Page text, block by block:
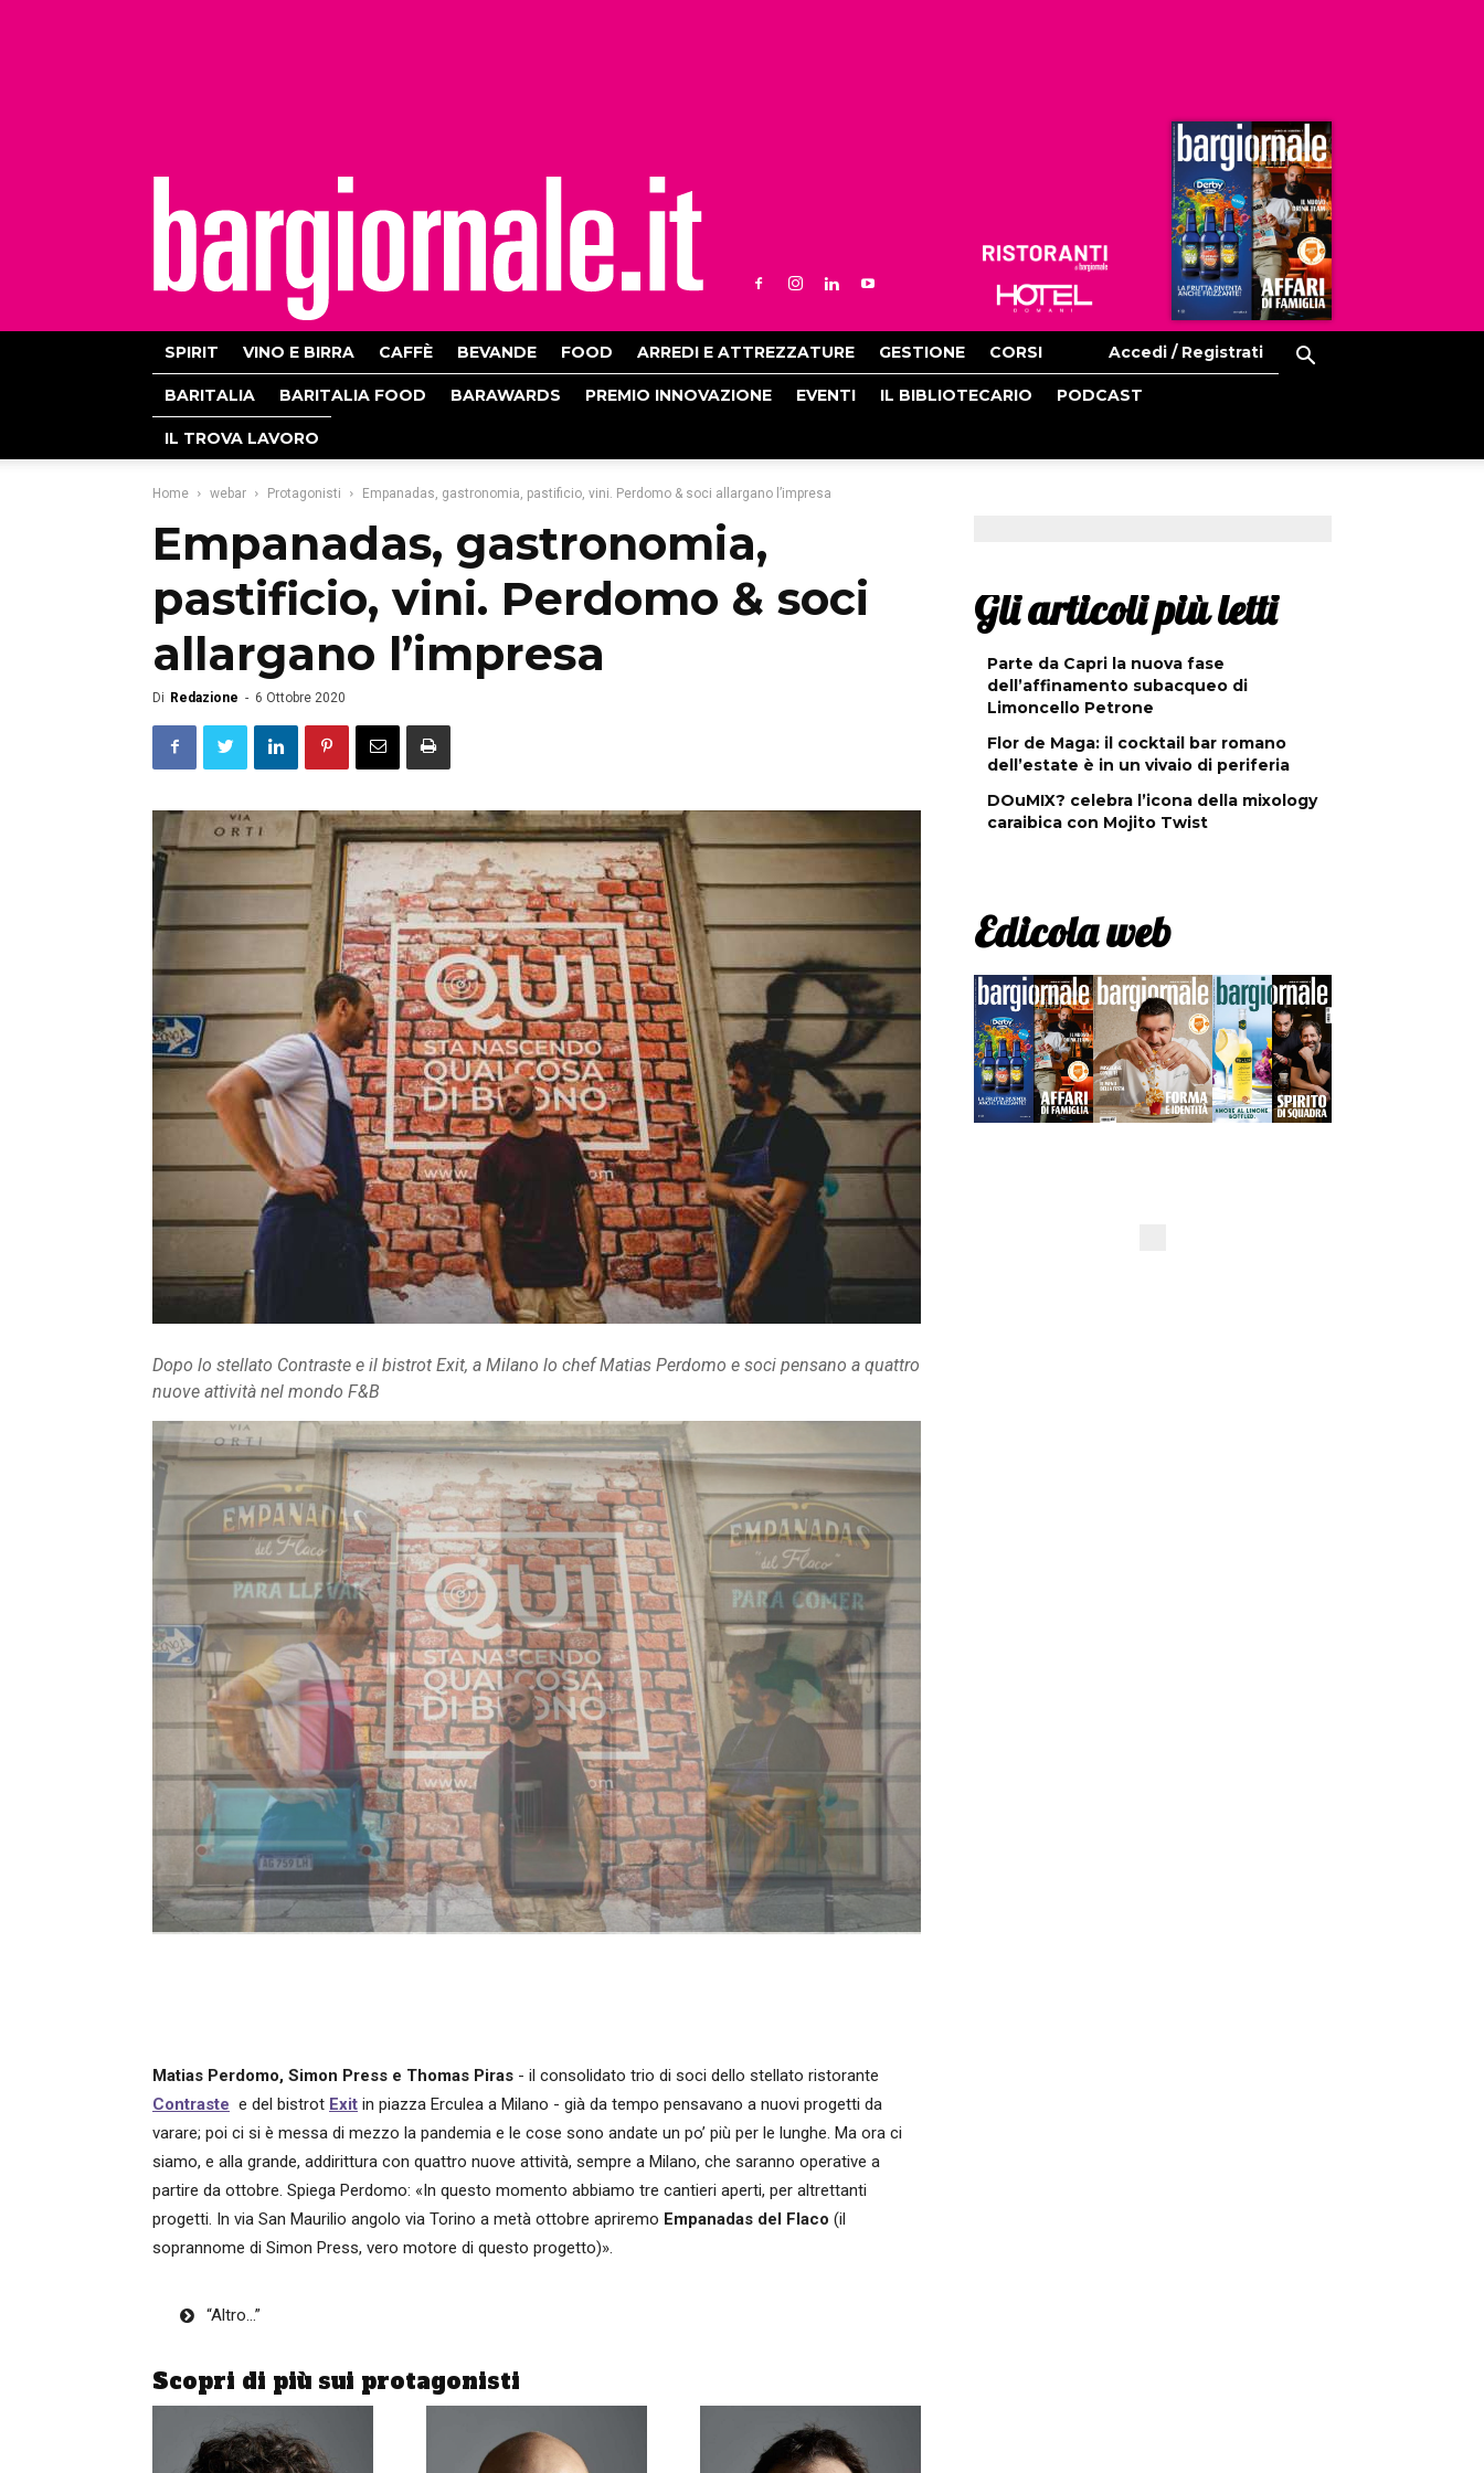
Ristoranti
Hoteldomani
SPIRIT VINO E BIRRA CAFFÈ BEVANDE FOOD ARREDI E ATTREZZATURE GESTIONE CORSI Accedi / Registrati
BARITALIA BARITALIA FOOD BARAWARDS PREMIO INNOVAZIONE EVENTI IL BIBLIOTECARIO PODCAST
IL TROVA LAVORO
Home webar Protagonisti Empanadas, gastronomia, pastificio, vini. Perdomo & soci allargano l’impresa
Empanadas, gastronomia,
pastificio, vini. Perdomo & soci
allargano l’impresa
Di Redazione - 6 Ottobre 2020
Dopo lo stellato Contraste e il bistrot Exit, a Milano lo chef Matias Perdomo e soci pensano a quattro
nuove attività nel mondo F&B
Matias Perdomo, Simon Press e Thomas Piras - il consolidato trio di soci dello stellato ristorante
Contraste e del bistrot Exit in piazza Erculea a Milano - già da tempo pensavano a nuovi progetti da
varare; poi ci si è messa di mezzo la pandemia e le cose sono andate un po’ più per le lunghe. Ma ora ci
siamo, e alla grande, addirittura con quattro nuove attività, sempre a Milano, che saranno operative a
partire da ottobre. Spiega Perdomo: «In questo momento abbiamo tre cantieri aperti, per altrettanti
progetti. In via San Maurilio angolo via Torino a metà ottobre apriremo Empanadas del Flaco (il
soprannome di Simon Press, vero motore di questo progetto)».
“Altro…”
ricavare qualche coperto all’interno. Qui dovrà essere il prodotto a “parlare” al cliente, perché per il
tipo di locale che stiamo creando i consumi saranno veloci. Tutto ruota attorno alle tipiche
empanadas sudamericane di carne, di pesce, di formaggio e vegetariane (circa 75 g di peso
ciascuna), con orario dalle 11 di mattina fino a sera. La parte produttiva sarà localizzata nel nostro
Scopri di più sui protagonisti
Gli articoli più letti
Parte da Capri la nuova fase
dell’affinamento subacqueo di
Limoncello Petrone
Flor de Maga: il cocktail bar romano
dell’estate è in un vivaio di periferia
DOuMIX? celebra l’icona della mixology
caraibica con Mojito Twist
Edicola web